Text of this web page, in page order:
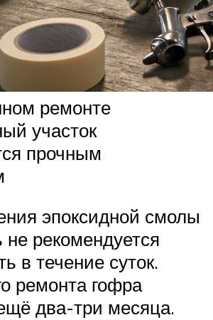
ремонте
участок
прочным
эпоксидной смолы
рекомендуется
в течение суток.
ремонта гофра
два-три месяца.